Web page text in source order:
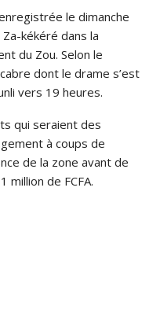
le dimanche
kékéré dans la
du Zou. Selon le
dont le drame s’est
vers 19 heures.
qui seraient des
à coups de
de la zone avant de
million de FCFA.